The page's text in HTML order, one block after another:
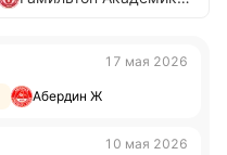
17 мая 2026
Абердин Ж
10 мая 2026